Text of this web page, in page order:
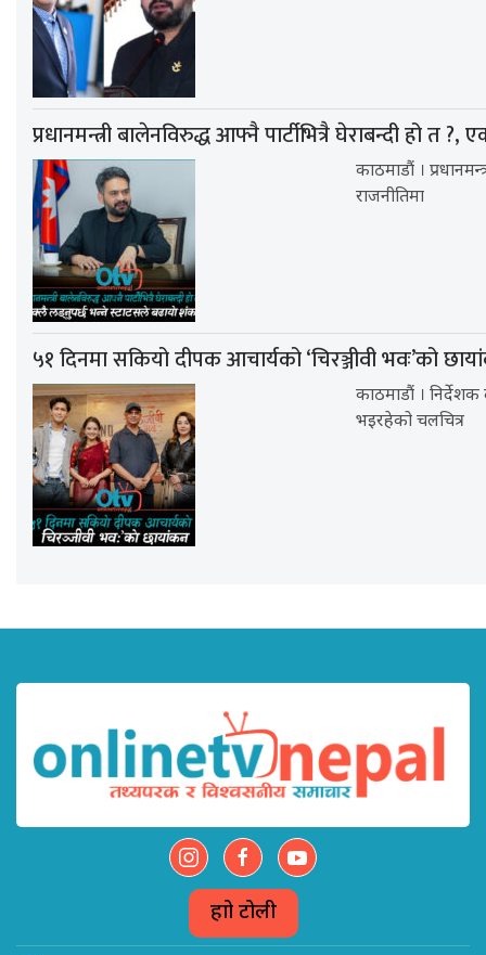
प्रधानमन्त्री बालेनविरुद्ध आफ्नै पार्टीभित्रै घेराबन्दी हो त
काठमाडौं ।
राजनीतिमा
५१ दिनमा सकियो दीपक आचार्यको ‘चिरञ्जीवी भवः’को
काठमाडौं । निर्देशक
भइरहेको चलचित्र
हाम्रो टोली